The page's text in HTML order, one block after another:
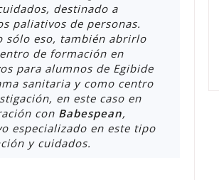
destinado a
paliativos de personas.
sólo eso, también abrirlo
de formación en
para alumnos de Egibide
sanitaria y como centro
en este caso en
con Babespean,
especializado en este tipo
y cuidados.